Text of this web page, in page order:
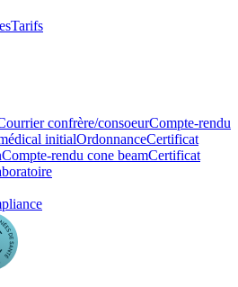
Tarifs
confrère/consoeurCompte-rendu
initialOrdonnanceCertificat
Compte-rendu cone beamCertificat